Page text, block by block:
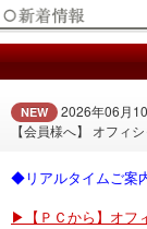
NEW
2026年06月
【会員様へ】 オフィ
◆リアルタイムご案
▶【ＰＣから】オフ